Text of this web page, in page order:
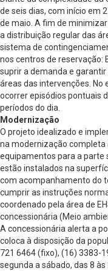
de seis dias, com início em
de maio. A fim de
a distribuição regular das
sistema de
nos centros de reservação:
suprir a demanda e
áreas das intervenções. No
ocorrer episódios pontuais
períodos do dia.
Modernização
O projeto idealizado e
na modernização
equipamentos para a parte
estão instalados na
com acompanhamento do
cumprir as instruções
coordenado pela área de
concessionária (Meio
A concessionária alerta a
coloca à disposição da
721 6464 (fixo), (16) 3383-
segunda a sábado, das 8